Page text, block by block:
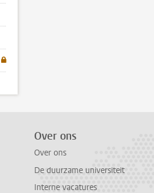
Over ons
Over ons
De duurzame universiteit
Interne vacatures